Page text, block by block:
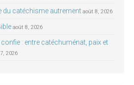
du catéchisme autrement août 8, 2026
août 8, 2026
: entre catéchuménat, paix et
2026